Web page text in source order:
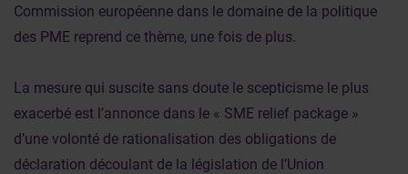
Commission européenne dans le domaine de la politique
des PME reprend ce thème, une fois de plus.
La mesure qui suscite sans doute le scepticisme le plus
exacerbé est l’annonce dans le « SME relief package »
d’une volonté de rationalisation des obligations de
déclaration découlant de la législation de l’Union